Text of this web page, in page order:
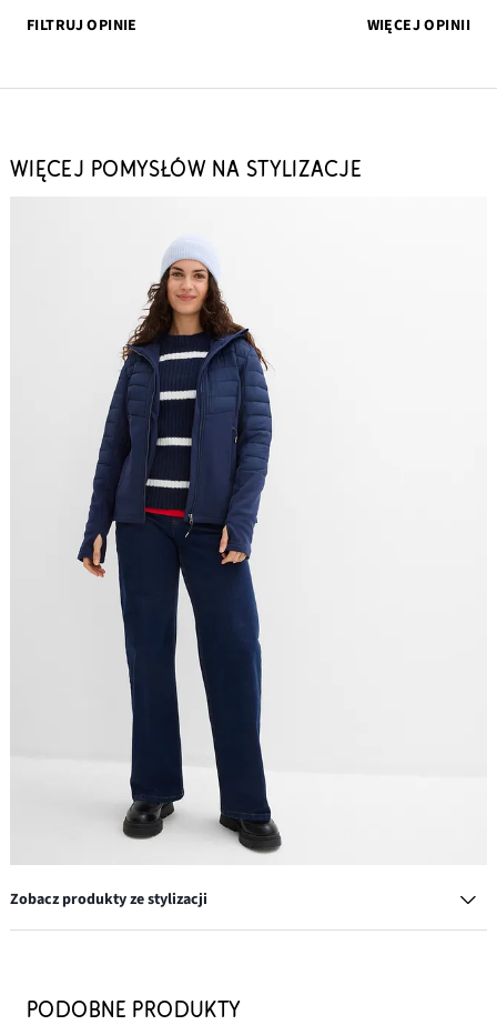
FILTRUJ OPINIE
WIĘCEJ OPINII
WIĘCEJ POMYSŁÓW NA STYLIZACJE
Zobacz produkty ze stylizacji
189,99 zł
PODOBNE PRODUKTY